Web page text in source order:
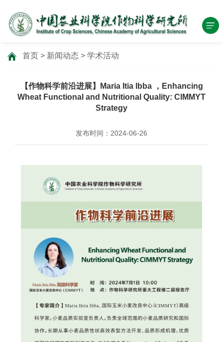
首页 > 新闻动态 > 学术活动
【作物科学前沿进展】Maria Itia lbba ，Enhancing
Wheat Functional and Nutritional Quality: ClMMYT
Strategy
发布时间：2024-06-26